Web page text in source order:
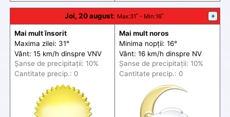
Joi, 20 august: Max:31˚ - Min:16˚ +
Mai mult însorit
Maxima zilei: 31°
Vânt: 15 km/h dinspre VNV
Șanse de precipitații: 10%
Cantitate precip.: 0
Mai mult noros
Minima nopții: 16°
Vânt: 16 km/h dinspre NV
Șanse de precipitații: 10%
Cantitate precip.: 0